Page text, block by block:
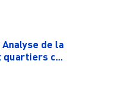
de la
quartiers c...